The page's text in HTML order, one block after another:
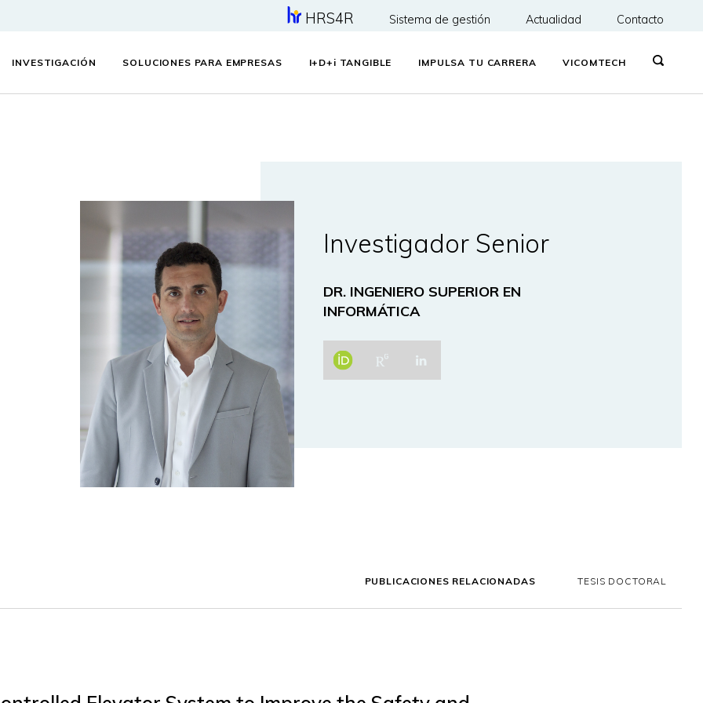
HRS4R Sistema de gestión Actualidad Contacto
INVESTIGACIÓN SOLUCIONES PARA EMPRESAS I+D+ i TANGIBLE IMPULSA TU CARRERA VICOMTECH
Investigador Senior
DR. INGENIERO SUPERIOR EN
INFORMÁTICA
PUBLICACIONES RELACIONADAS TESIS DOCTORAL